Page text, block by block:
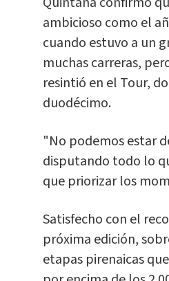
ambicioso como el
cuando estuvo a un
muchas carreras,
resintió en el Tour,
duodécimo.
"No podemos estar
disputando todo lo
que priorizar los
Satisfecho con el
próxima edición,
etapas pirenaicas